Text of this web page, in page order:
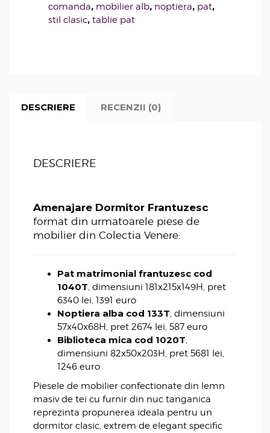
comanda, mobilier alb, noptiera, pat,
stil clasic, tablie pat
DESCRIERE RECENZII (0)
DESCRIERE
Amenajare Dormitor Frantuzesc
format din urmatoarele piese de
mobilier din Colectia Venere:
Pat matrimonial frantuzesc cod
1040T, dimensiuni 181x215x149H, pret
6340 lei, 1391 euro
Noptiera alba cod 133T, dimensiuni
57x40x68H, pret 2674 lei, 587 euro
Biblioteca mica cod 1020T,
dimensiuni 82x50x203H, pret 5681 lei,
1246 euro
Piesele de mobilier confectionate din lemn
masiv de tei cu furnir din nuc tanganica
reprezinta propunerea ideala pentru un
dormitor clasic, extrem de elegant specific